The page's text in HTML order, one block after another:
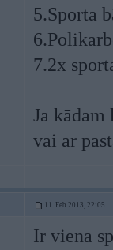
5.Sporta
7.2x
Ja
vai ar
11. Feb 2013, 22:05
Ir viena